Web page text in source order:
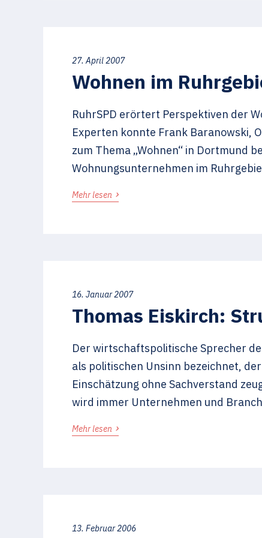
27. April 2007
Wohnen im
RuhrSPD erörtert Perspektiven der
Experten konnte Frank Baranowski,
zum Thema „Wohnen“ in Dortmund
Wohnungsunternehmen im
Mehr lesen ›
16. Januar 2007
Thomas Eiskirch:
Der wirtschaftspolitische Sprecher
als politischen Unsinn bezeichnet,
Einschätzung ohne Sachverstand
wird immer Unternehmen und
Mehr lesen ›
13. Februar 2006